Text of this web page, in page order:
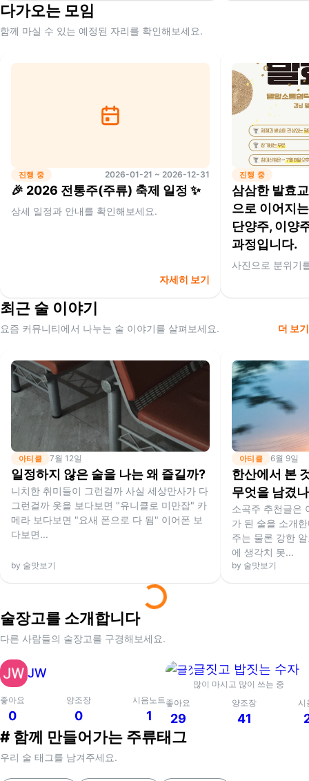
다가오는 모임
함께 마실 수 있는 예정된 자리를 확인해보세요.
진행 중 2026-01-21 ~ 2026-12-31
🎉 2026 전통주(주류) 축제 일정 ✨
상세 일정과 안내를 확인해보세요.
자세히 보기
진행 중
삼삼한 발효
으로 이어지
단양주, 이양
과정입니다.
사진으로 분위기
최근 술 이야기
요즘 커뮤니티에서 나누는 술 이야기를 살펴보세요. 더 보기
아티클 7월 12일
일정하지 않은 술을 나는 왜 즐길까?
니치한 취미들이 그런걸까 사실 세상만사가 다
그런걸까 옷을 보다보면 "유니클로 미만잡" 카
메라 보다보면 "요새 폰으로 다 됨" 이어폰 보
다보면...
by 술맛보기
아티클 6월 9일
한산에서 본
무엇을 남겼나
소곡주 추천글은
가 된 술을 소개
주는 물론 강한
에 생각치 못...
by 술맛보기
술장고를 소개합니다
다른 사람들의 술장고를 구경해보세요.
JW
좋아요
0
양조장
0
시음노트
1
글짓고 밥짓는 수자
많이 마시고 많이 쓰는 중
좋아요
29
양조장
41
시
# 함께 만들어가는 주류태그
우리 술 태그를 남겨주세요.